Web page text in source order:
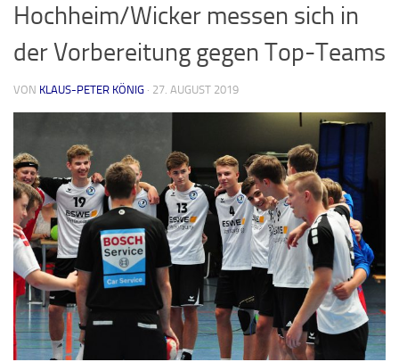
Hochheim/Wicker messen sich in
der Vorbereitung gegen Top-Teams
VON KLAUS-PETER KÖNIG · 27. AUGUST 2019